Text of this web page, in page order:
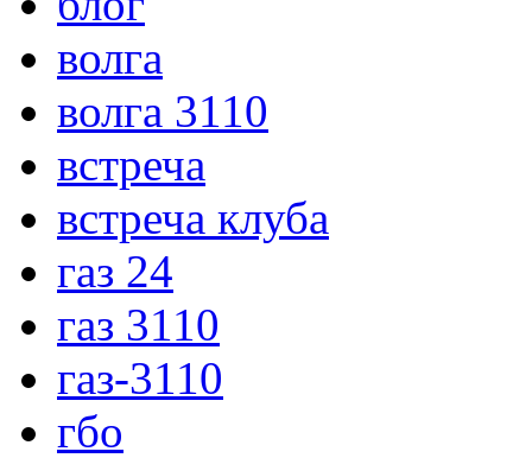
волга
волга 3110
встреча
встреча клуба
газ 24
газ 3110
газ-3110
гбо